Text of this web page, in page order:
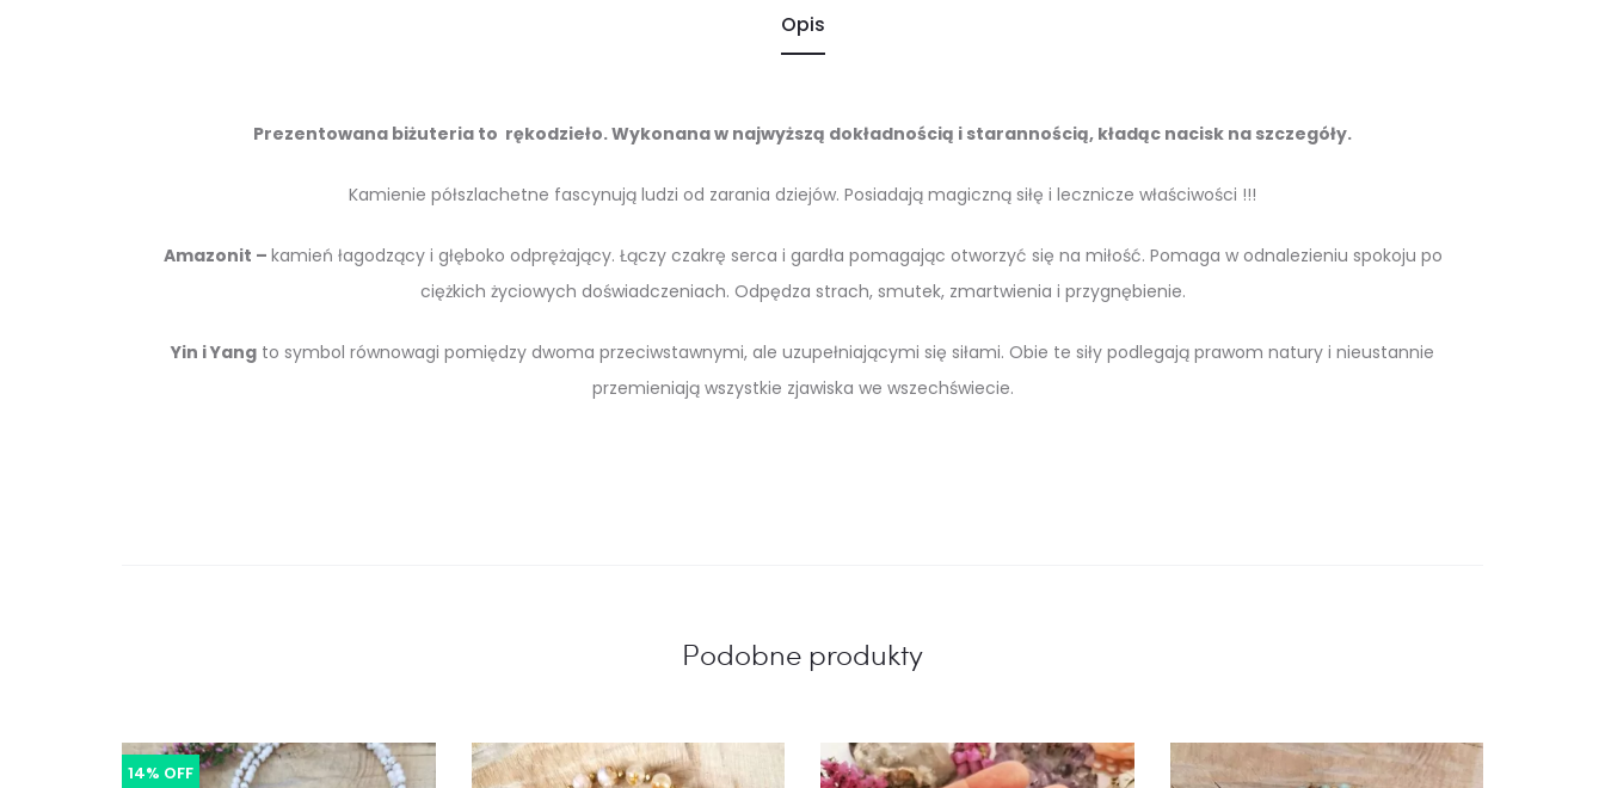
Opis
Prezentowana biżuteria to rękodzieło. Wykonana w najwyższą dokładnością i starannością, kładąc nacisk na szczegóły.
Kamienie półszlachetne fascynują ludzi od zarania dziejów. Posiadają magiczną siłę i lecznicze właściwości !!!
Amazonit – kamień łagodzący i głęboko odprężający. Łączy czakrę serca i gardła pomagając otworzyć się na miłość. Pomaga w odnalezieniu spokoju po
ciężkich życiowych doświadczeniach. Odpędza strach, smutek, zmartwienia i przygnębienie.
Yin i Yang to symbol równowagi pomiędzy dwoma przeciwstawnymi, ale uzupełniającymi się siłami. Obie te siły podlegają prawom natury i nieustannie
przemieniają wszystkie zjawiska we wszechświecie.
Podobne produkty
14% OFF